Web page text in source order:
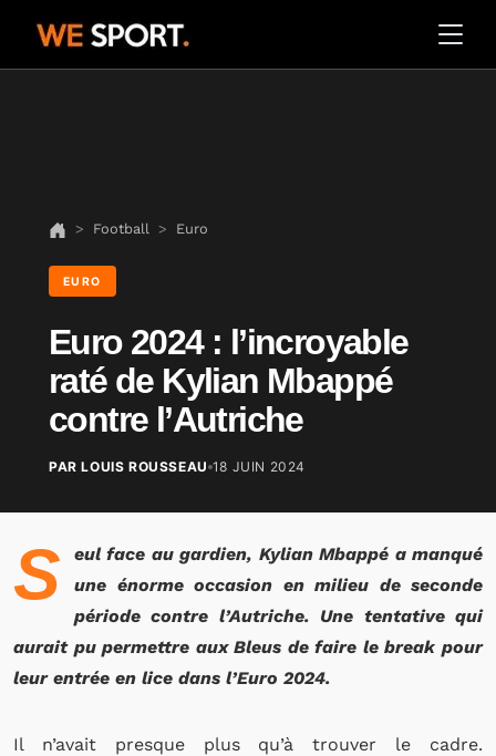
Football Euro
EURO
Euro 2024 : l’incroyable
raté de Kylian Mbappé
contre l’Autriche
PAR LOUIS ROUSSEAU 18 JUIN 2024
S
eul face au gardien, Kylian Mbappé a manqué
une énorme occasion en milieu de seconde
période contre l’Autriche. Une tentative qui
aurait pu permettre aux Bleus de faire le break pour
leur entrée en lice dans l’Euro 2024.
Il n’avait presque plus qu’à trouver le cadre.